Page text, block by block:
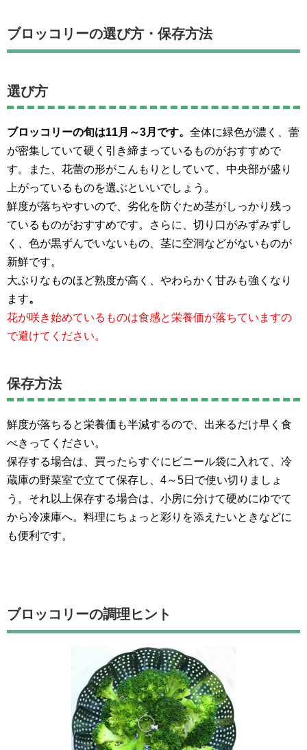
ブロッコリーの選び方・保存方法
選び方
ブロッコリーの旬は11月～3月です。 全体に緑色が濃く、蕾
が密集していて硬く引き締まっているものがおすすめで
す。また、花蕾の形がこんもりとしていて、中央部が盛り
上がっているものを選ぶといいでしょう。
鮮度が落ちやすいので、劣化を防ぐため茎がしっかり残っ
ているものがおすすめです。さらに、切り口がみずみずし
く、色が黒ずんでいないもの、茎に空洞などがないものが
新鮮です。
大ぶりなものほど熟度が高く、やわらかく甘みも強くなり
ます。
花が咲き始めているものは食感と栄養価が落ちていますの
で避けてください。
保存方法
鮮度が落ちると栄養価も半減するので、出来るだけ早く食
べきってください。
保存する場合は、買ったらすぐにビニール袋に入れて、冷
蔵庫の野菜室で立てて保存し、4～5日で使い切りましょ
う。それ以上保存する場合は、小房に分けて硬めにゆでて
から冷凍庫へ。料理にちょっと彩りを添えたいときなどに
も便利です。
ブロッコリーの調理ヒント